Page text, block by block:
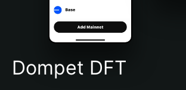
Português (Brasil)
Español (Argentina)
Dompet DFT